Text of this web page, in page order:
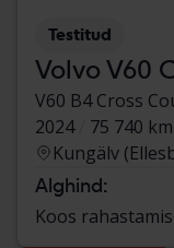
Testitud
Volvo V60
V60 B4 Cross
2024
75 740 km
Kungälv
Alghind:
Koos